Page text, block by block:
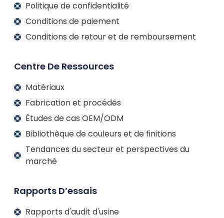
Politique de confidentialité
Conditions de paiement
Conditions de retour et de remboursement
Centre De Ressources
Matériaux
Fabrication et procédés
Études de cas OEM/ODM
Bibliothèque de couleurs et de finitions
Tendances du secteur et perspectives du
marché
Rapports D’essais
Rapports d'audit d'usine